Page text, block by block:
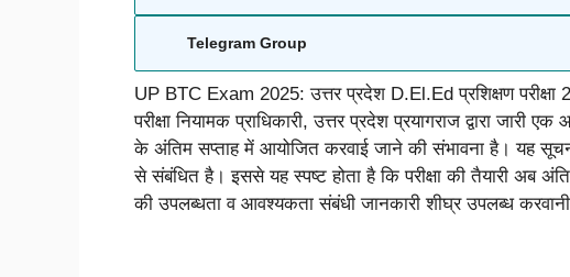
Telegram Group
UP BTC Exam 2025: उत्तर प्रदेश D.El.Ed प्रशिक्षण
परीक्षा नियामक प्राधिकारी, उत्तर प्रदेश प्रयागराज द्वारा
के अंतिम सप्ताह में आयोजित करवाई जाने की संभावना है।यह
से संबंधित है। इससे यह स्पष्ट होता है कि परीक्षा की तैयारी अब
की उपलब्धता व आवश्यकता संबंधी जानकारी शीघ्र उपलब्ध करवानी